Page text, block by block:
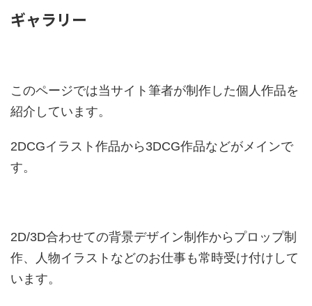
ギャラリー
このページでは当サイト筆者が制作した個人作品を
紹介しています。
2DCGイラスト作品から3DCG作品などがメインで
す。
2D/3D合わせての背景デザイン制作からプロップ制
作、人物イラストなどのお仕事も常時受け付けして
います。